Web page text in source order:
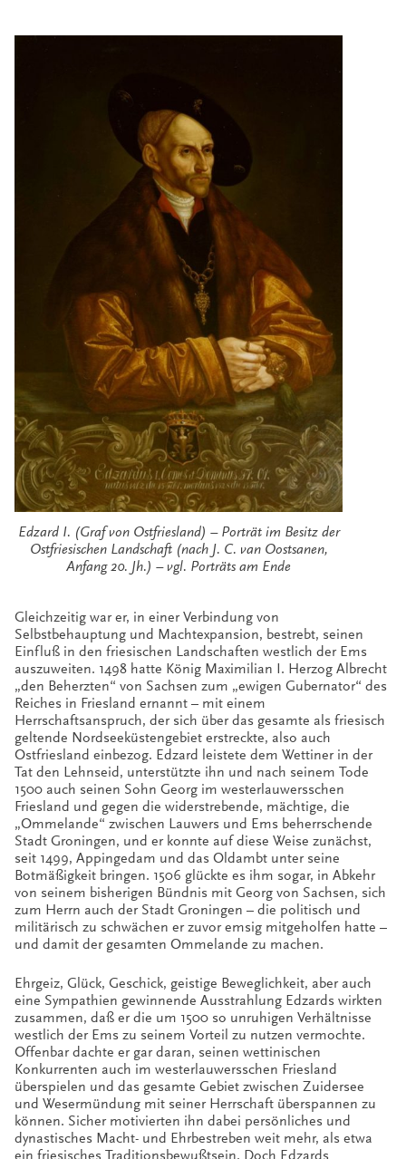
Edzard I. (Graf von Ostfriesland) – Porträt im Besitz der
Ostfriesischen Landschaft (nach J. C. van Oostsanen,
Anfang 20. Jh.) – vgl. Porträts am Ende
Gleichzeitig war er, in einer Verbindung von
Selbstbehauptung und Machtexpansion, bestrebt, seinen
Einfluß in den friesischen Landschaften westlich der Ems
auszuweiten. 1498 hatte König Maximilian I. Herzog Albrecht
„den Beherzten“ von Sachsen zum „ewigen Gubernator“ des
Reiches in Friesland ernannt – mit einem
Herrschaftsanspruch, der sich über das gesamte als friesisch
geltende Nordseeküstengebiet erstreckte, also auch
Ostfriesland einbezog. Edzard leistete dem Wettiner in der
Tat den Lehnseid, unterstützte ihn und nach seinem Tode
1500 auch seinen Sohn Georg im westerlauwersschen
Friesland und gegen die widerstrebende, mächtige, die
„Ommelande“ zwischen Lauwers und Ems beherrschende
Stadt Groningen, und er konnte auf diese Weise zunächst,
seit 1499, Appingedam und das Oldambt unter seine
Botmäßigkeit bringen. 1506 glückte es ihm sogar, in Abkehr
von seinem bisherigen Bündnis mit Georg von Sachsen, sich
zum Herrn auch der Stadt Groningen – die politisch und
militärisch zu schwächen er zuvor emsig mitgeholfen hatte –
und damit der gesamten Ommelande zu machen.
Ehrgeiz, Glück, Geschick, geistige Beweglichkeit, aber auch
eine Sympathien gewinnende Ausstrahlung Edzards wirkten
zusammen, daß er die um 1500 so unruhigen Verhältnisse
westlich der Ems zu seinem Vorteil zu nutzen vermochte.
Offenbar dachte er gar daran, seinen wettinischen
Konkurrenten auch im westerlauwersschen Friesland
überspielen und das gesamte Gebiet zwischen Zuidersee
und Wesermündung mit seiner Herrschaft überspannen zu
können. Sicher motivierten ihn dabei persönliches und
dynastisches Macht- und Ehrbestreben weit mehr, als etwa
ein friesisches Traditionsbewußtsein. Doch Edzards